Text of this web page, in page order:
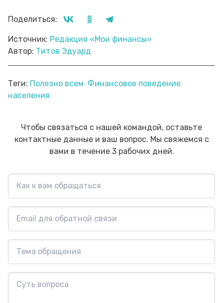
Поделиться:
Источник: Редакция «Мои финансы»
Автор: Титов Эдуард
Теги: Полезно всем Финансовое поведение
населения
Чтобы связаться с нашей командой, оставьте
контактные данные и ваш вопрос. Мы свяжемся с
вами в течение 3 рабочих дней.